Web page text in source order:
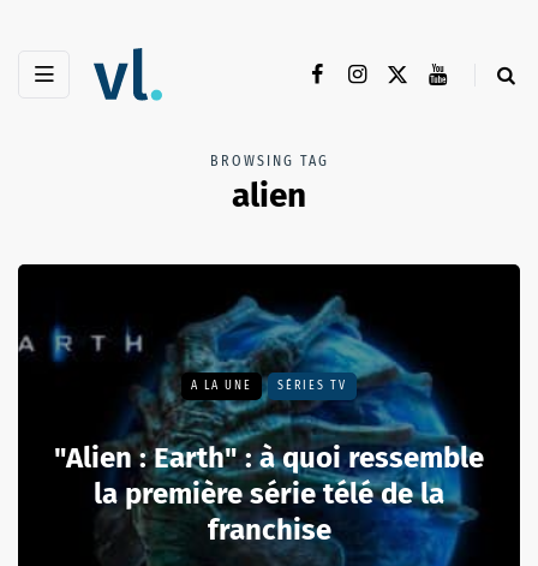
BROWSING TAG
alien
A LA UNE SÉRIES TV
"Alien : Earth" : à quoi ressemble
la première série télé de la
franchise